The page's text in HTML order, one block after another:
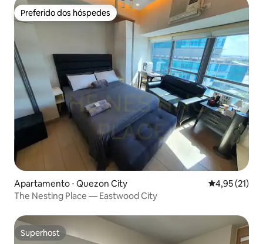
Preferido dos hóspedes
Preferido dos hóspedes
Apartamento ⋅ Quezon City 4,95 de uma
4,95 (21)
The Nesting Place — Eastwood City
Superhost
Superhost